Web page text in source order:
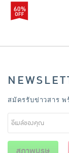
60%
สมัครรับข่าวสาร